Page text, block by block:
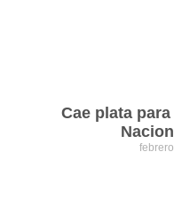
Cae plata